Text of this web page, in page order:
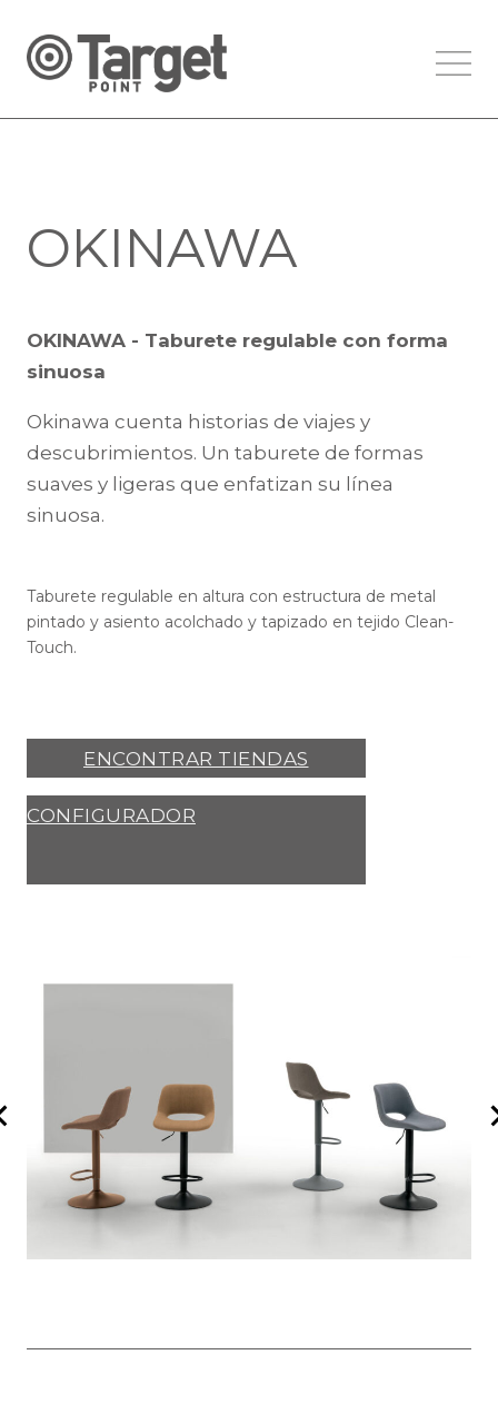
OKINAWA
OKINAWA - Taburete regulable con forma
sinuosa
Okinawa cuenta historias de viajes y
descubrimientos. Un taburete de formas
suaves y ligeras que enfatizan su línea
sinuosa.
Taburete regulable en altura con estructura de metal
pintado y asiento acolchado y tapizado en tejido Clean-
Touch.
ENCONTRAR TIENDAS
CONFIGURADOR